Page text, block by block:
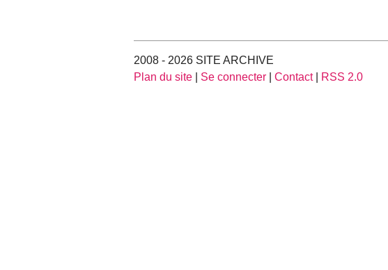
2008 - 2026 SITE ARCHIVE
Plan du site
Se connecter Contact| RSS 2.0